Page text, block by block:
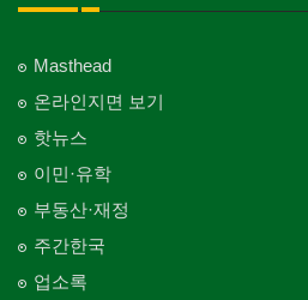
Masthead
온라인지면 보기
핫뉴스
이민·유학
부동산·재정
주간한국
업소록